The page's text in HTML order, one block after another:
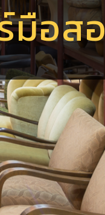
มือส